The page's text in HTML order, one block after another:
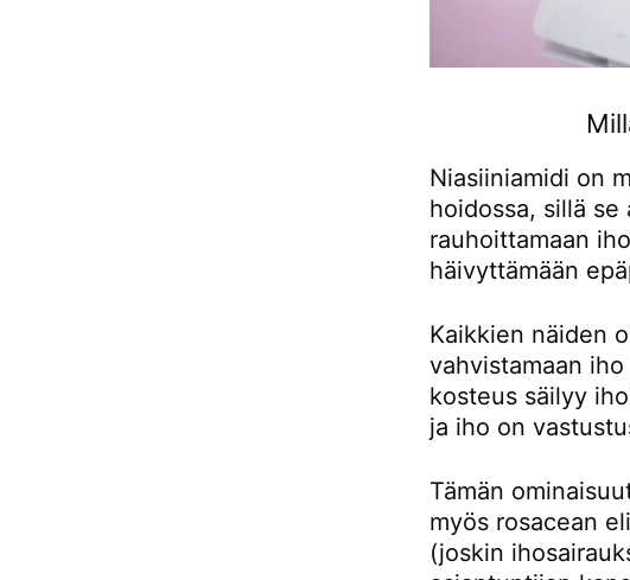
Niasiiniamidi on
hoidossa, sillä
rauhoittamaan
häivyttämään
Kaikkien näiden
vahvistamaan
kosteus säilyy
ja iho on
Tämän
myös rosacean
(joskin